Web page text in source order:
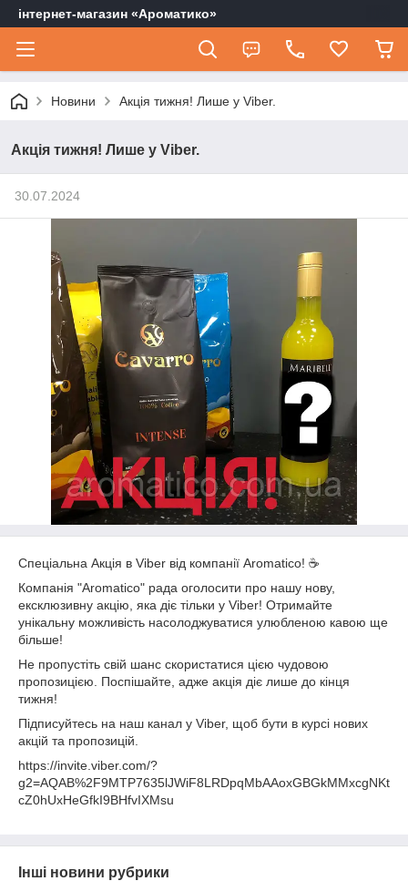
інтернет-магазин «Ароматико»
Новини Акція тижня! Лише у Viber.
Акція тижня! Лише у Viber.
30.07.2024
Спеціальна Акція в Viber від компанії Aromatico! ☕
Компанія "Aromatico" рада оголосити про нашу нову,
ексклюзивну акцію, яка діє тільки у Viber! Отримайте
унікальну можливість насолоджуватися улюбленою кавою ще
більше!
Не пропустіть свій шанс скористатися цією чудовою
пропозицією. Поспішайте, адже акція діє лише до кінця
тижня!
Підписуйтесь на наш канал у Viber, щоб бути в курсі нових
акцій та пропозицій.
https://invite.viber.com/?
g2=AQAB%2F9MTP7635lJWiF8LRDpqMbAAoxGBGkMMxcgNKt
cZ0hUxHeGfkI9BHfvIXMsu
Інші новини рубрики